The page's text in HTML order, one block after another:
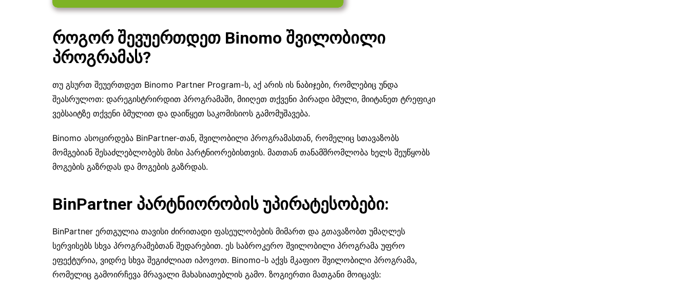
როგორ შევუერთდეთ Binomo შვილობილი
პროგრამას?
თუ გსურთ შეუერთდეთ Binomo Partner Program-ს, აქ არის ის ნაბიჯები, რომლებიც უნდა
შეასრულოთ: დარეგისტრირდით პროგრამაში, მიიღეთ თქვენი პირადი ბმული, მიიტანეთ ტრეფიკი
ვებსაიტზე თქვენი ბმულით და დაიწყეთ საკომისიოს გამომუშავება.
Binomo ასოცირდება BinPartner-თან, შვილობილი პროგრამასთან, რომელიც სთავაზობს
მომგებიან შესაძლებლობებს მისი პარტნიორებისთვის. მათთან თანამშრომლობა ხელს შეუწყობს
მოგების გაზრდას და მოგების გაზრდას.
BinPartner პარტნიორობის უპირატესობები:
BinPartner ერთგულია თავისი ძირითადი ფასეულობების მიმართ და გთავაზობთ უმაღლეს
სერვისებს სხვა პროგრამებთან შედარებით. ეს საბროკერო შვილობილი პროგრამა უფრო
ეფექტურია, ვიდრე სხვა შეგიძლიათ იპოვოთ. Binomo-ს აქვს მკაფიო შვილობილი პროგრამა,
რომელიც გამოირჩევა მრავალი მახასიათებლის გამო. ზოგიერთი მათგანი მოიცავს: